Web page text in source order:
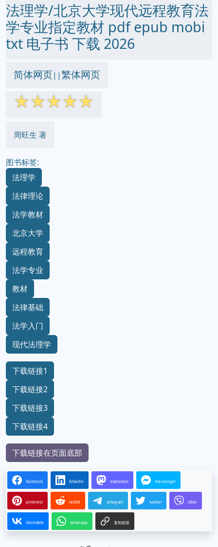
法理学/北京大学现代远程教育法
学专业指定教材 pdf epub mobi
txt 电子书 下载 2026
简体网页||繁体网页
☆☆☆☆☆
周旺生 著
图书标签:
法理学
法律理论
法学教材
北京大学
远程教育
法学专业
教材
法律基础
法学入门
现代法理学
下载链接1
下载链接2
下载链接3
下载链接4
下载链接在页面底部
facebook linkedin mastodon messenger
pinterest reddit telegram twitter viber
vkontakte whatsapp 复制链接